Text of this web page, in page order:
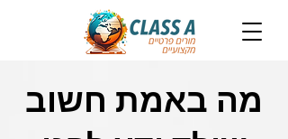
מה באמת חשוב